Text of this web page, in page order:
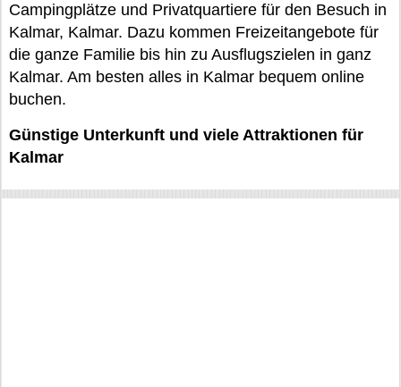
Campingplätze und Privatquartiere für den Besuch in
Kalmar, Kalmar. Dazu kommen Freizeitangebote für
die ganze Familie bis hin zu Ausflugszielen in ganz
Kalmar. Am besten alles in Kalmar bequem online
buchen.
Günstige Unterkunft und viele Attraktionen für
Kalmar